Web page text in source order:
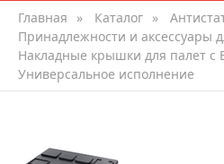
Главная » Каталог »
Принадлежности и аксессуары
Накладные крышки для палет с
Универсальное исполнение